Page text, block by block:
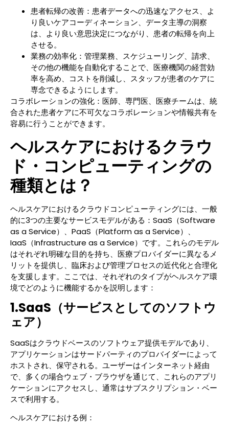
患者転帰の改善：患者データへの迅速なアクセス、よ
り良いケアコーディネーション、データ主導の洞察
は、より良い意思決定につながり、患者の転帰を向上
させる。
業務の効率化：管理業務、スケジューリング、請求、
その他の機能を自動化することで、医療機関の経営効
率を高め、コストを削減し、スタッフが患者のケアに
専念できるようにします。
コラボレーションの強化：医師、専門医、医療チームは、統
合された患者ケアに不可欠なコラボレーションや情報共有を
容易に行うことができます。
ヘルスケアにおけるクラウ
ド・コンピューティングの
種類とは？
ヘルスケアにおけるクラウドコンピューティングには、一般
的に3つの主要なサービスモデルがある：SaaS（Software
as a Service）、PaaS（Platform as a Service）、
IaaS（Infrastructure as a Service）です。これらのモデル
はそれぞれ明確な目的を持ち、医療プロバイダーに異なるメ
リットを提供し、臨床および管理プロセスの近代化と合理化
を支援します。ここでは、それぞれのタイプがヘルスケア環
境でどのように機能するかを説明します：
1.SaaS（サービスとしてのソフトウ
ェア）
SaaSはクラウドベースのソフトウェア提供モデルであり、
アプリケーションはサードパーティのプロバイダーによって
ホストされ、保守される。ユーザーはインターネット経由
で、多くの場合ウェブ・ブラウザを通じて、これらのアプリ
ケーションにアクセスし、通常はサブスクリプション・ベー
スで利用する。
ヘルスケアにおける例：